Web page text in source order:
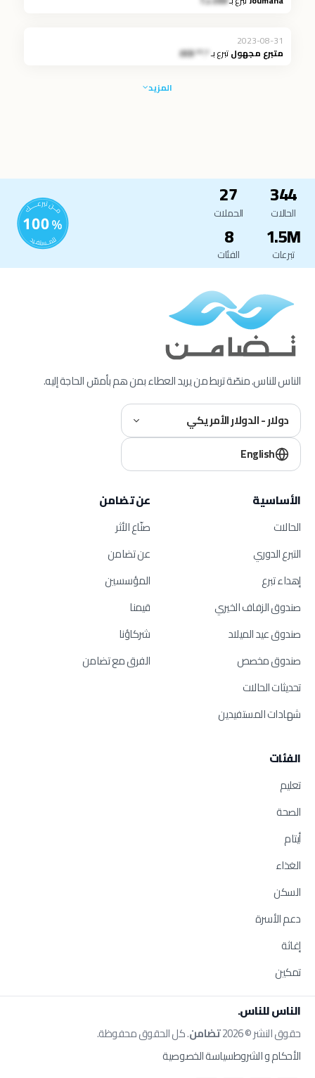
2023-08-31
متبرع مجهولتبرع بـ*.** JOD
المزيد
344
الحالات
27
الحملات
1.5M
تبرعات
8
الفئات
الناس للناس. منصّة تربط من يريد العطاء بمن هم بأمسّ الحاجة إليه.
دولار - الدولار الأمريكي
English
الأساسية
الحالات
التبرع الدوري
إهداء تبرع
صندوق الزفاف الخيري
صندوق عيد الميلاد
صندوق مخصص
تحديثات الحالات
شهادات المستفيدين
عن تضامن
صنّاع الأثر
عن تضامن
المؤسسين
قيمنا
شركاؤنا
الفرق مع تضامن
الفئات
تعليم
الصحة
أيتام
الغذاء
السكن
دعم الأسرة
إغاثة
تمكين
الناس للناس.
حقوق النشر © 2026 تضامن. كل الحقوق محفوظة.
الأحكام و الشروطسياسة الخصوصية